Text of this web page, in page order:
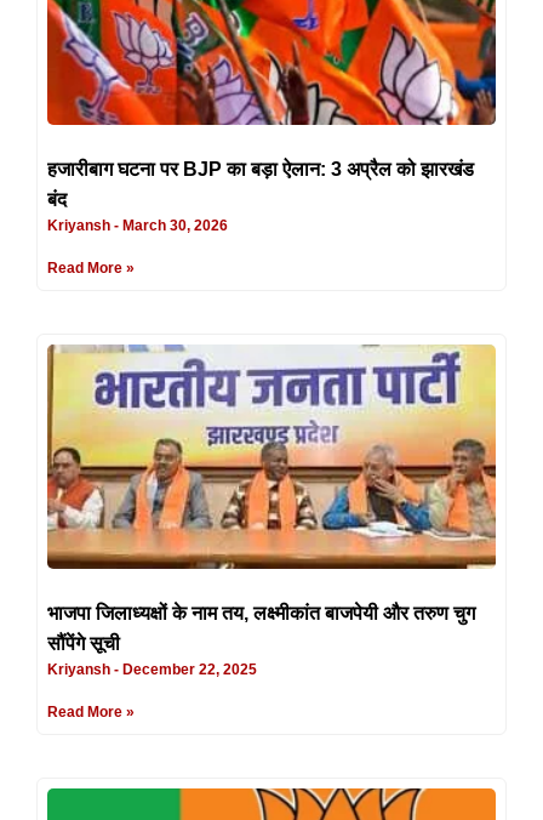
हजारीबाग घटना पर BJP का बड़ा ऐलान: 3 अप्रैल को झारखंड
बंद
Kriyansh March 30, 2026
Read More »
भाजपा जिलाध्यक्षों के नाम तय, लक्ष्मीकांत बाजपेयी और तरुण चुग
सौंपेंगे सूची
Kriyansh December 22, 2025
Read More »